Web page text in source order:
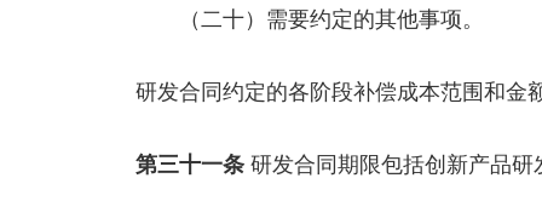
（二十）需要约定的其他事项。
研发合同约定的各阶段补偿成本范围和金
第三十一条 研发合同期限包括创新产品